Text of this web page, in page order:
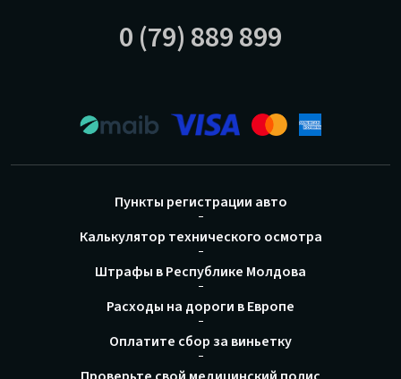
0 (79) 889 899
Пункты регистрации авто
Калькулятор технического осмотра
Штрафы в Республике Молдова
Расходы на дороги в Европе
Оплатите сбор за виньетку